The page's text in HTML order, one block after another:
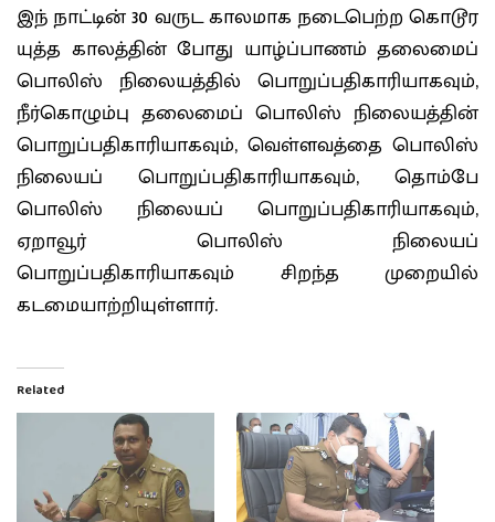
இந் நாட்டின் 30 வருட காலமாக நடைபெற்ற கொடூர
யுத்த காலத்தின் போது யாழ்ப்பாணம் தலைமைப்
பொலிஸ் நிலையத்தில் பொறுப்பதிகாரியாகவும்,
நீர்கொழும்பு தலைமைப் பொலிஸ் நிலையத்தின்
பொறுப்பதிகாரியாகவும், வெள்ளவத்தை பொலிஸ்
நிலையப் பொறுப்பதிகாரியாகவும், தொம்பே
பொலிஸ் நிலையப் பொறுப்பதிகாரியாகவும்,
ஏறாவூர் பொலிஸ் நிலையப்
பொறுப்பதிகாரியாகவும் சிறந்த முறையில்
கடமையாற்றியுள்ளார்.
Related